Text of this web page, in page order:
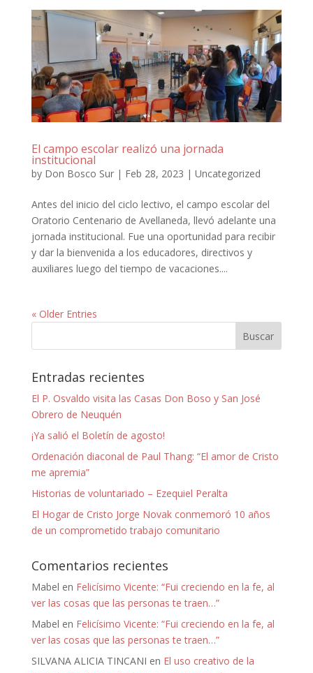
El campo escolar realizó una jornada
institucional
by Don Bosco Sur| Feb 28, 2023 | Uncategorized
Antes del inicio del ciclo lectivo, el campo escolar del
Oratorio Centenario de Avellaneda, llevó adelante una
jornada institucional. Fue una oportunidad para recibir
y dar la bienvenida a los educadores, directivos y
auxiliares luego del tiempo de vacaciones....
« Older Entries
Entradas recientes
El P. Osvaldo visita las Casas Don Boso y San José
Obrero de Neuquén
¡Ya salió el Boletín de agosto!
Ordenación diaconal de Paul Thang: “El amor de Cristo
me apremia”
Historias de voluntariado – Ezequiel Peralta
El Hogar de Cristo Jorge Novak conmemoró 10 años
de un comprometido trabajo comunitario
Comentarios recientes
Mabel en Felicísimo Vicente: “Fui creciendo en la fe, al
ver las cosas que las personas te traen…”
Mabel en Felicísimo Vicente: “Fui creciendo en la fe, al
ver las cosas que las personas te traen…”
SILVANA ALICIA TINCANI en El uso creativo de la